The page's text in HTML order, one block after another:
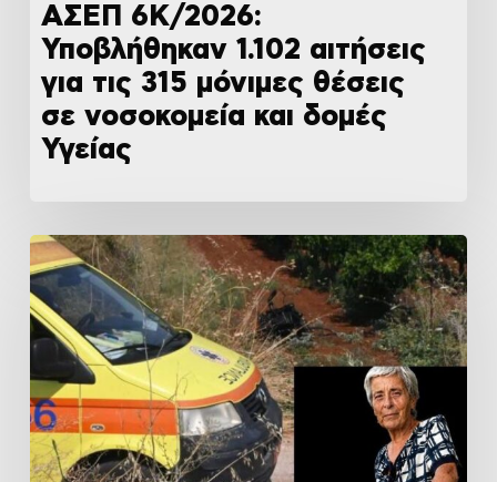
ΑΣΕΠ 6Κ/2026:
Υποβλήθηκαν 1.102 αιτήσεις
για τις 315 μόνιμες θέσεις
σε νοσοκομεία και δομές
Υγείας